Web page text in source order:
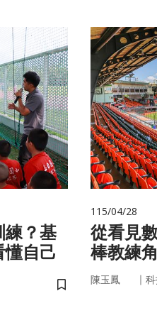
練？基
懂自己
儲存書籤
115/04/28
從看見
棒教練
陳玉鳳 ｜